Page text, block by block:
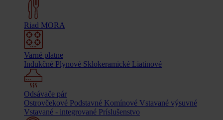
Riad MORA
Varné platne
Indukčné Plynové Sklokeramické Liatinové
Odsávače pár
Ostrovčekové Podstavné Komínové Vstavané výsuvné
Vstavané - integrované Príslušenstvo